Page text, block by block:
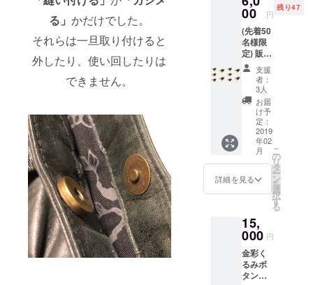
る」かだけでした。
それらは一旦取り付けると
外したり、使い回したりは
できません。
ORS 第
2期から
の参加
アー
ティス
ト ＊＊
＊ 参考
画像の
両脇、
刺繍の
裏側も
ご覧下
さい。
に添え
ない場
合もご
ざいま
す。 お
早めに
どう
ぞ。 ＊
糸色は
お任せ
頂きま
す＊
(赤、
白、
ベー
ジュに
は黒糸
などの
を。
カー
キ、ネ
イビー
にはオ
レンジ
書き御
礼状を
添えて
お送り
致しま
す。
ナップ
ピアス
FB......1
個付き
送料無
料(国内
のみ) 作
家：
Echarin
e Ellie
Yoshim
ura（山
本エ
リ）
2018年
9月
Artists'
Showca
se シカ
ゴ出展
アー
ティス
00 円
残り47
(先着50
名様限
定) 販売
予定価
格1個
1,200円
（税
別）の
新製品
スナッ
プピア
FB......1
0個 送
料無料
(国内の
リック
ポスト
でお届
け
支援
者：
3人
お届
け予
定：
2019
年02
月
詳細を見る
こ
の
リ
タ
ー
ン
を
選
択
す
る
15,
000 円
金彩く
るみボ
タンス